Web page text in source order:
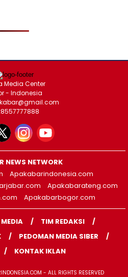
Media Center
- Indonesia
NEWS NETWORK
Apakabarindonesia.com
Apakabarateng.com
Apakabarbogor.com
TIM REDAKSI
PEDOMAN MEDIA SIBER
KONTAK IKLAN
- ALL RIGHTS RESERVED